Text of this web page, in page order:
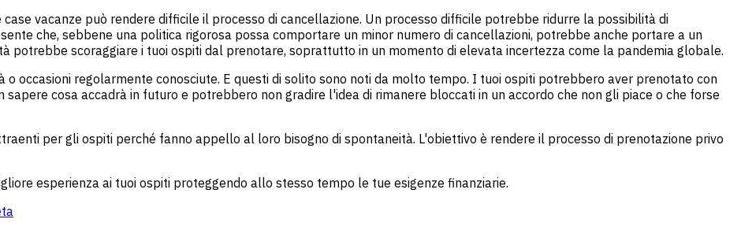
vacanze può rendere difficile il processo di cancellazione. Un processo difficile potrebbe ridurre la possibilità di
che, sebbene una politica rigorosa possa comportare un minor numero di cancellazioni, potrebbe anche portare a un
potrebbe scoraggiare i tuoi ospiti dal prenotare, soprattutto in un momento di elevata incertezza come la pandemia globale.
occasioni regolarmente conosciute. E questi di solito sono noti da molto tempo. I tuoi ospiti potrebbero aver prenotato con
cosa accadrà in futuro e potrebbero non gradire l'idea di rimanere bloccati in un accordo che non gli piace o che forse
per gli ospiti perché fanno appello al loro bisogno di spontaneità. L'obiettivo è rendere il processo di prenotazione privo
esperienza ai tuoi ospiti proteggendo allo stesso tempo le tue esigenze finanziarie.